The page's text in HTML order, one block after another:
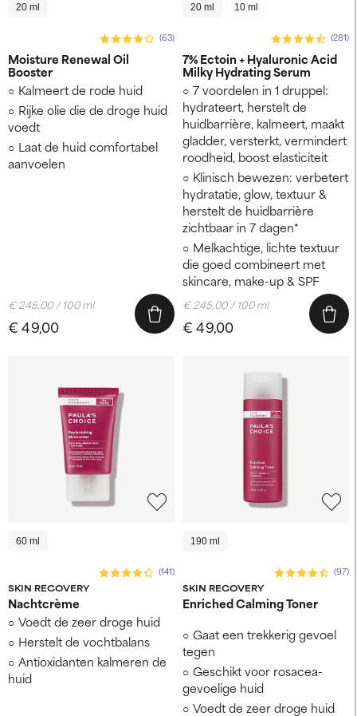
20 ml 10 ml
(281)
7% Ectoin + Hyaluronic Acid
Milky Hydrating Serum
7 voordelen in 1 druppel:
hydrateert, herstelt de
huidbarrière, kalmeert, maakt
gladder, versterkt, vermindert
roodheid, boost elasticiteit
Klinisch bewezen: verbetert
hydratatie, glow, textuur &
herstelt de huidbarrière
zichtbaar in 7 dagen*
Melkachtige, lichte textuur
die goed combineert met
skincare, make-up & SPF
€ 49,00
€ 245,00 / 100 ml
60 ml
SKIN RECOVERY
(141)
Nachtcrème
Voedt de zeer droge huid
Herstelt de vochtbalans
Antioxidanten kalmeren de
huid
190 ml
SKIN RECOVERY
(97)
Enriched Calming Toner
Gaat een trekkerig gevoel
tegen
Geschikt voor rosacea-
gevoelige huid
Voedt de zeer droge huid
20 ml
(63)
Moisture Renewal Oil
Booster
Kalmeert de rode huid
Rijke olie die de droge huid
voedt
Laat de huid comfortabel
aanvoelen
€ 49,00
€ 245,00 / 100 ml